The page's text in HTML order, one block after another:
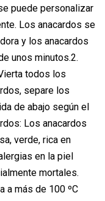
puede personalizar
Los anacardos se
y los anacardos
unos minutos.2.
todos los
separe los
de abajo según el
Los anacardos
verde, rica en
en la piel
mortales.
a más de 100 ºC